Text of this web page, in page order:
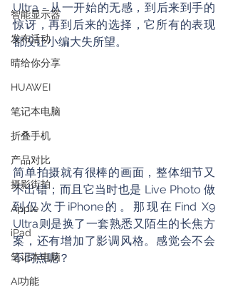
智能显示器
发布活动
晴给你分享
HUAWEI
笔记本电脑
折叠手机
产品对比
摄影街拍
Apple
iPad
笔记本电脑
AI功能
Ultra - 从一开始的无感，到后来到手的
惊讶，再到后来的选择，它所有的表现
都没让小编大失所望。
简单拍摄就有很棒的画面，整体细节又
不出错；而且它当时也是 Live Photo 做
到仅次于iPhone的。那现在Find X9
Ultra则是换了一套熟悉又陌生的长焦方
案，还有增加了影调风格。感觉会不会
不同点呢？